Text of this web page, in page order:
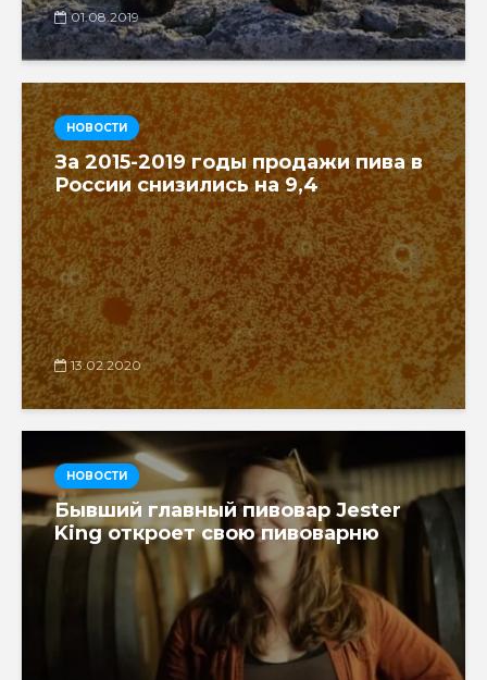
01.08.2019
НОВОСТИ
За 2015-2019 годы продажи пива в
России снизились на 9,4
13.02.2020
НОВОСТИ
Бывший главный пивовар Jester
King откроет свою пивоварню